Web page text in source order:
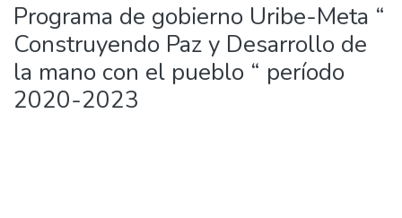
Programa de gobierno Uribe-Meta “
Construyendo Paz y Desarrollo de
la mano con el pueblo “ período
2020-2023